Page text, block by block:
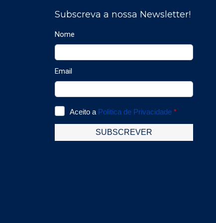
Mostra em alternância
opções nas sondas
relés inversores 6A/230
Vac.- Alarme sonoro
(buzzer - 80 dB).-